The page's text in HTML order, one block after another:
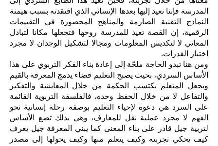
المدرسة فإننا نعيد إليها بعدها الإنساني الذي افتقدته بسبب هيمنة
النماذج التقنية الصارمة والمناهج المحصورة في التقييمات
الرقمية، إن القصة تعيد للمدرسة روحها فتجعلها مكانا لتبادل
المعاني لا لتكديس المعلومات ومجالا لتشكيل الوجدان لا مجرد
اختبار القدرات.
ومن هنا تبدو الحاجة ملحّة إلى إعادة بناء الفكر التربوي على هذا
الأساس السردي، بحيث يصبح التعليم فضاء يدمج المعرفة بالقيم
ويجعل المتعلم يكتسب الحكمة من خلال المعايشة والتفكير
والتفاعل لا من خلال الحفظ وحده، فالفلسفة التربوية القائمة
على السرد هي دعوة لإحياء التعليم بوصفه رحلة إنسانية نحو
الفهم لا مجرد عملية نقل للمعارف، وهي بذلك تضع الأساس
لتربية جيل قادر على بناء المعنى كما يبني المعرفة جيل يعرف
كيف يحكي تجربته وكيف يتعلم منها وكيف يحولها إلى مصدر